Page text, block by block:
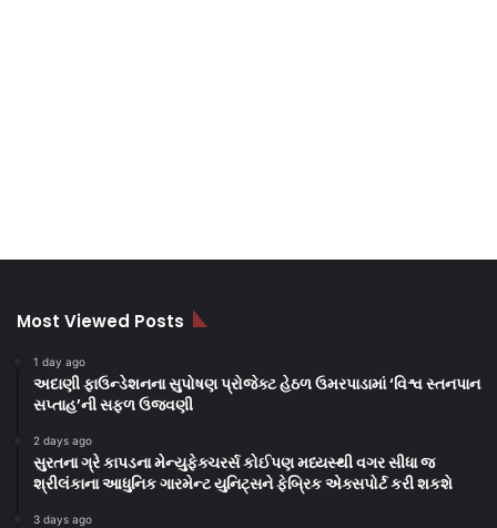
Most Viewed Posts
1 day ago
અદાણી ફાઉન્ડેશનના સુપોષણ પ્રોજેક્ટ હેઠળ ઉમરપાડામાં ‘વિશ્વ સ્તનપાન
સપ્તાહ’ની સફળ ઉજવણી
2 days ago
સુરતના ગ્રે કાપડના મેન્યુફેક્ચરર્સ કોઈપણ મધ્યસ્થી વગર સીધા જ
શ્રીલંકાના આધુનિક ગારમેન્ટ યુનિટ્સને ફેબ્રિક એક્સપોર્ટ કરી શકશે
3 days ago